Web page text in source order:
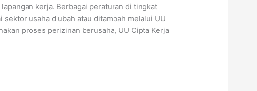
kerja. Berbagai peraturan di tingkat
usaha diubah atau ditambah melalui UU
proses perizinan berusaha, UU Cipta Kerja